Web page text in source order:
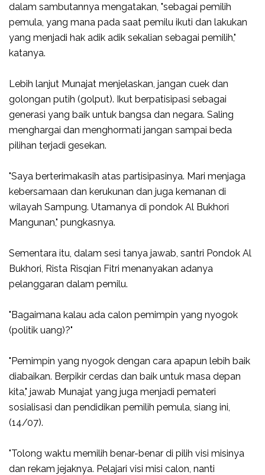
dalam sambutannya mengatakan, "sebagai pemilih
pemula, yang mana pada saat pemilu ikuti dan lakukan
yang menjadi hak adik adik sekalian sebagai pemilih,"
katanya.
Lebih lanjut Munajat menjelaskan, jangan cuek dan
golongan putih (golput). Ikut berpatisipasi sebagai
generasi yang baik untuk bangsa dan negara. Saling
menghargai dan menghormati jangan sampai beda
pilihan terjadi gesekan.
"Saya berterimakasih atas partisipasinya. Mari menjaga
kebersamaan dan kerukunan dan juga kemanan di
wilayah Sampung. Utamanya di pondok Al Bukhori
Mangunan," pungkasnya.
Sementara itu, dalam sesi tanya jawab, santri Pondok Al
Bukhori, Rista Risqian Fitri menanyakan adanya
pelanggaran dalam pemilu.
"Bagaimana kalau ada calon pemimpin yang nyogok
(politik uang)?"
"Pemimpin yang nyogok dengan cara apapun lebih baik
diabaikan. Berpikir cerdas dan baik untuk masa depan
kita," jawab Munajat yang juga menjadi pemateri
sosialisasi dan pendidikan pemilih pemula, siang ini,
(14/07).
"Tolong waktu memilih benar-benar di pilih visi misinya
dan rekam jejaknya. Pelajari visi misi calon, nanti